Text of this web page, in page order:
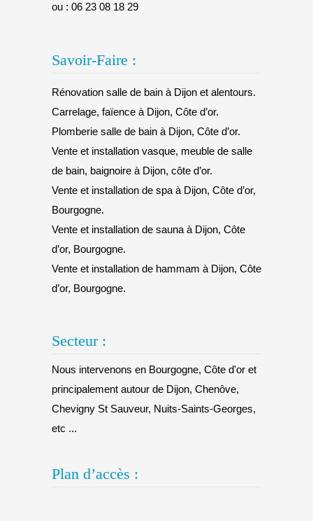
ou : 06 23 08 18 29
Savoir-Faire :
Rénovation salle de bain à Dijon et alentours.
Carrelage, faïence à Dijon, Côte d’or.
Plomberie salle de bain à Dijon, Côte d’or.
Vente et installation vasque, meuble de salle
de bain, baignoire à Dijon, côte d’or.
Vente et installation de spa à Dijon, Côte d’or,
Bourgogne.
Vente et installation de sauna à Dijon, Côte
d’or, Bourgogne.
Vente et installation de hammam à Dijon, Côte
d’or, Bourgogne.
Secteur :
Nous intervenons en Bourgogne, Côte d'or et
principalement autour de Dijon, Chenôve,
Chevigny St Sauveur, Nuits-Saints-Georges,
etc ...
Plan d’accès :